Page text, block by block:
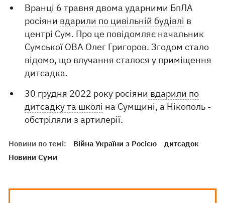
Вранці 6 травня двома ударними БпЛА
росіяни вдарили по цивільній будівлі в
центрі Сум. Про це повідомляє начальник
Сумської ОВА Олег Григоров. Згодом стало
відомо, що влучання сталося у приміщення
дитсадка.
30 грудня 2022 року росіяни вдарили по
дитсадку та школі на Сумщині, а Нікополь -
обстріляли з артилерії.
Новини по темі: Війна України з Росією
дитсадок
Новини Суми